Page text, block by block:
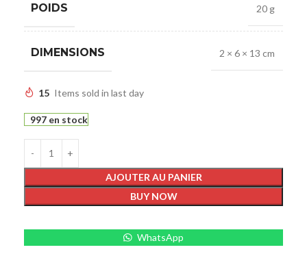
POIDS 20 g
DIMENSIONS 2 × 6 × 13 cm
15 Items sold in last day
997 en stock
AJOUTER AU PANIER
BUY NOW
WhatsApp